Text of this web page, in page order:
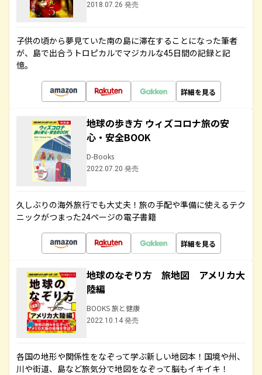
2018.07.26 発売
子供の頃から夢見ていた南の島に滞在することになった筆者
が、島で出合うトロピカルでマジカルな45日間の記録と記
憶。
詳細を見る
地球の歩き方 ウィズコロナ旅の安
心・安全BOOK
D-Books
2022.07.20 発売
久しぶりの海外旅行でも大丈夫！旅の手配や準備に使えるテク
ニックがつまった24ページの電子書籍
詳細を見る
地球のなぞり方 旅地図 アメリカ大
陸編
BOOKS 旅と健康
2022.10.14 発売
各国の地形や関係性をなぞって学ぶ新しい地図本！国境や州、
川や街道、島など旅気分で地図をなぞって脳もイキイキ！